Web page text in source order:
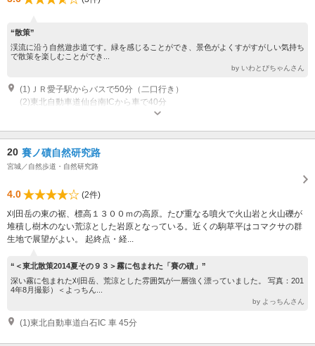
“散策”
渓流に沿う自然遊歩道です。緑を感じることができ、景色がよくすがすがしい気持ち
で散策を楽しむことができ...
by いわとびちゃんさん
(1)ＪＲ愛子駅からバスで50分（二口行き）
(2)東北自動車道仙台南ICから車で40分
20 賽ノ磧自然研究路
宮城／自然歩道・自然研究路
4.0
(2件)
刈田岳の東の裾、標高１３００ｍの高原。たび重なる噴火で火山岩と火山礫が
堆積し樹木のない荒涼とした岩原となっている。近くの駒草平はコマクサの群
生地で展望がよい。 起終点・経...
“＜東北散策2014夏その９３＞霧に包まれた「賽の磧」”
深い霧に包まれた刈田岳、荒涼とした雰囲気が一層強く漂っていました。 写真：201
4年8月撮影）＜よっちん...
by よっちんさん
(1)東北自動車道白石IC 車 45分